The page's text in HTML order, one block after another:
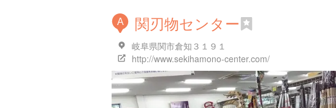
A 関刃物センター
岐阜県関市倉知３１９１
http://www.sekihamono-center.com/